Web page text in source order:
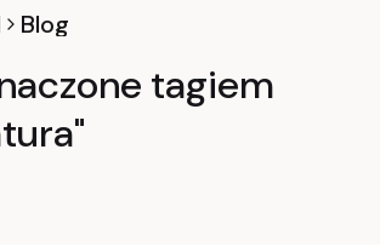
Blog
tagiem